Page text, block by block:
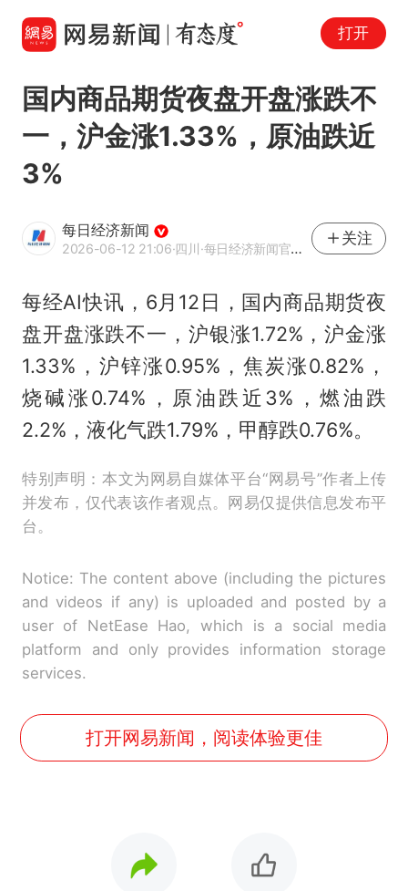
打开
国内商品期货夜盘开盘涨跌不
一，沪金涨1.33%，原油跌近
3%
每日经济新闻
2026-06-12 21:06·四川·每日经济新闻官方网易号
关注
每经AI快讯，6月12日，国内商品期货夜
盘开盘涨跌不一，沪银涨1.72%，沪金涨
1.33%，沪锌涨0.95%，焦炭涨0.82%，
烧碱涨0.74%，原油跌近3%，燃油跌
2.2%，液化气跌1.79%，甲醇跌0.76%。
特别声明：本文为网易自媒体平台“网易号”作者上传
并发布，仅代表该作者观点。网易仅提供信息发布平
台。
Notice: The content above (including the pictures
and videos if any) is uploaded and posted by a
user of NetEase Hao, which is a social media
platform and only provides information storage
services.
打开网易新闻，阅读体验更佳